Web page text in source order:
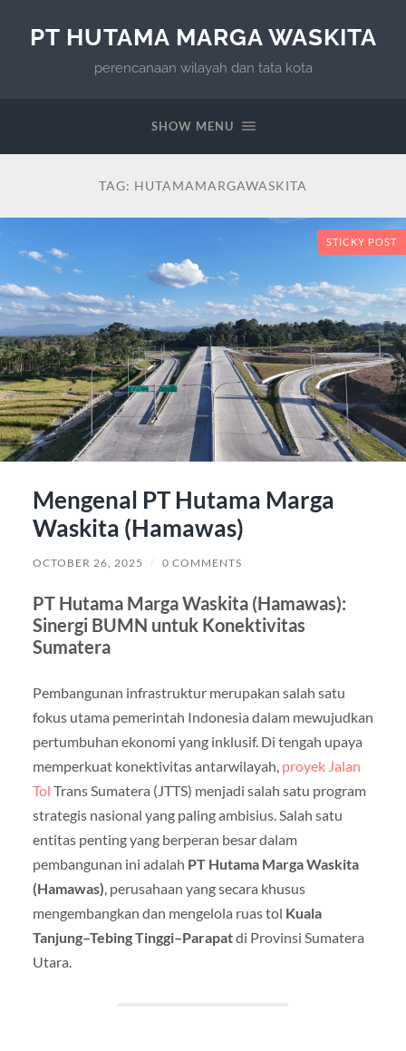
PT HUTAMA MARGA WASKITA
perencanaan wilayah dan tata kota
SHOW MENU
TAG: HUTAMAMARGAWASKITA
STICKY POST
Mengenal PT Hutama Marga
Waskita (Hamawas)
OCTOBER 26, 2025 / 0 COMMENTS
PT Hutama Marga Waskita (Hamawas):
Sinergi BUMN untuk Konektivitas
Sumatera
Pembangunan infrastruktur merupakan salah satu
fokus utama pemerintah Indonesia dalam mewujudkan
pertumbuhan ekonomi yang inklusif. Di tengah upaya
memperkuat konektivitas antarwilayah, proyek Jalan
Tol Trans Sumatera (JTTS) menjadi salah satu program
strategis nasional yang paling ambisius. Salah satu
entitas penting yang berperan besar dalam
pembangunan ini adalah PT Hutama Marga Waskita
(Hamawas), perusahaan yang secara khusus
mengembangkan dan mengelola ruas tol Kuala
Tanjung–Tebing Tinggi–Parapatdi Provinsi Sumatera
Utara.